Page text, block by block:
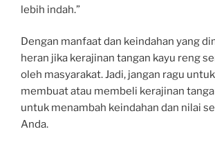
lebih indah.”
Dengan manfaat dan keindahan yang
heran jika kerajinan tangan kayu reng
oleh masyarakat. Jadi, jangan ragu
membuat atau membeli kerajinan
untuk menambah keindahan dan nilai
Anda.